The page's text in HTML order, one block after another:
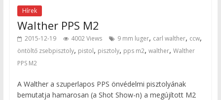
Hírek
Walther PPS M2
2015-12-19 4002 Views 9 mm luger, carl walther, ccw,
öntöltő zsebpisztoly, pistol, pisztoly, pps m2, walther, Walther
PPS M2
A Walther a szuperlapos PPS önvédelmi pisztolyának
bemutatja hamarosan (a Shot Show-n) a megújított M2